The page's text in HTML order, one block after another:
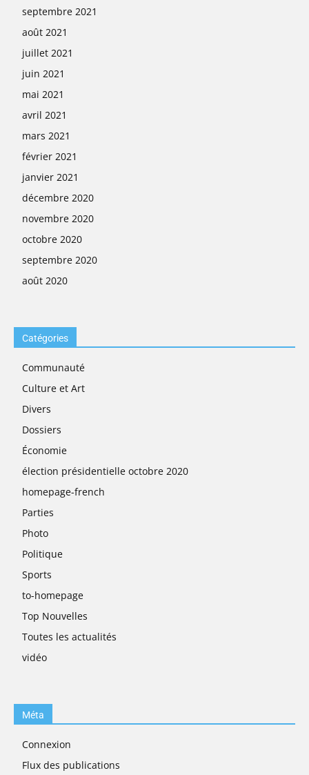
septembre 2021
août 2021
juillet 2021
juin 2021
mai 2021
avril 2021
mars 2021
février 2021
janvier 2021
décembre 2020
novembre 2020
octobre 2020
septembre 2020
août 2020
Catégories
Communauté
Culture et Art
Divers
Dossiers
Économie
élection présidentielle octobre 2020
homepage-french
Parties
Photo
Politique
Sports
to-homepage
Top Nouvelles
Toutes les actualités
vidéo
Méta
Connexion
Flux des publications